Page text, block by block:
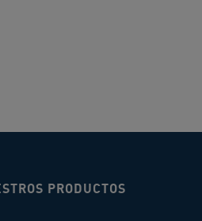
PRODUCTOS